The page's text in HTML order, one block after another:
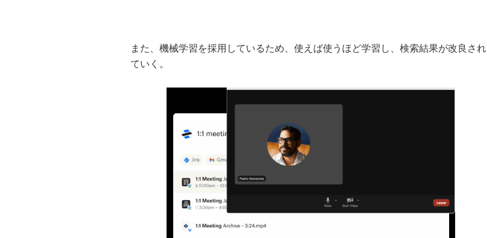
また、機械学習を採用しているため、使えば使うほど学習し、検索結果が改良され
ていく。